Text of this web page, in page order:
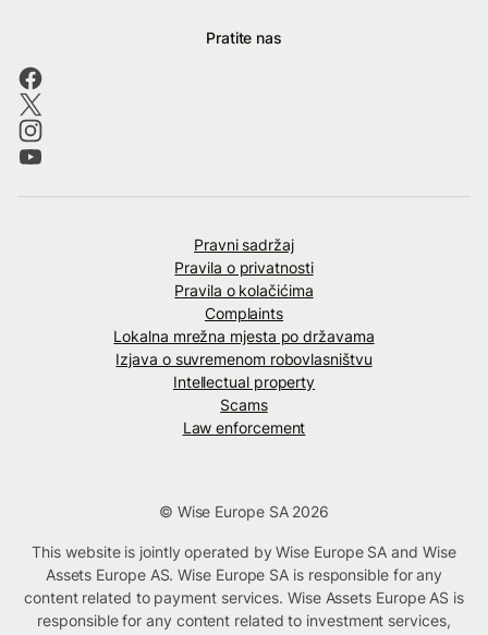
Pratite nas
Pravni sadržaj
Pravila o privatnosti
Pravila o kolačićima
Complaints
Lokalna mrežna mjesta po državama
Izjava o suvremenom robovlasništvu
Intellectual property
Scams
Law enforcement
© Wise Europe SA 2026
This website is jointly operated by Wise Europe SA and Wise
Assets Europe AS. Wise Europe SA is responsible for any
content related to payment services. Wise Assets Europe AS is
responsible for any content related to investment services,